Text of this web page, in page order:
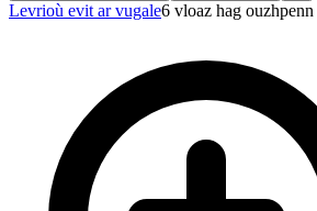
Levrioù evit ar vugale6 vloaz hag ouzhpenn